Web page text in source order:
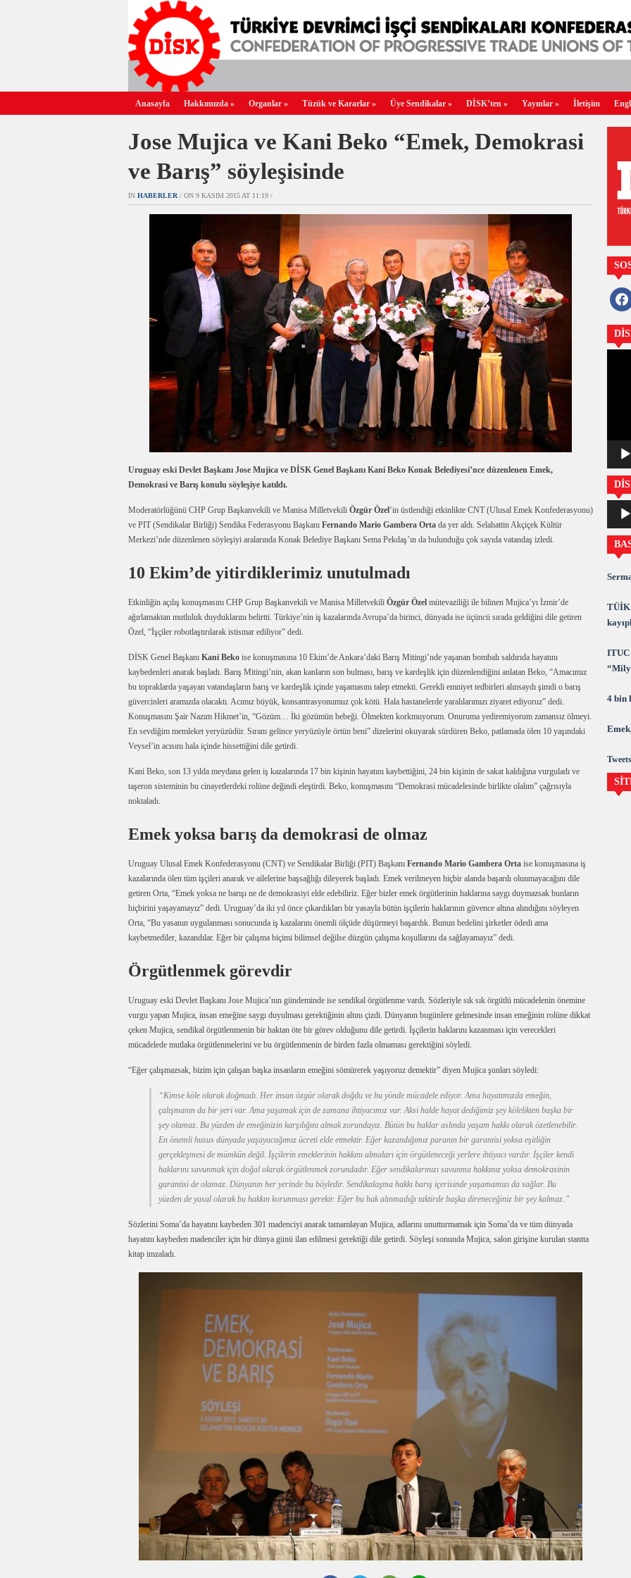
Anasayfa Hakkımızda » Organlar » Tüzük ve Kararlar » Üye Sendikalar » DİSK’ten » Yayınlar » İletişim
Jose Mujica ve Kani Beko “Emek, Demokrasi
ve Barış” söyleşisinde
IN HABERLER / ON 9 KASIM 2015 AT 11:19 /
Uruguay eski Devlet Başkanı Jose Mujica ve DİSK Genel Başkanı Kani Beko Konak Belediyesi’nce düzenlenen Emek,
Demokrasi ve Barış konulu söyleşiye katıldı.
Moderatörlüğünü CHP Grup Başkanvekili ve Manisa Milletvekili Özgür Özel‘in üstlendiği etkinlikte CNT (Ulusal Emek Konfederasyonu)
ve PIT (Sendikalar Birliği) Sendika Federasyonu Başkanı Fernando Mario Gambera Orta da yer aldı. Selahattin Akçiçek Kültür
Merkezi’nde düzenlenen söyleşiyi aralarında Konak Belediye Başkanı Sema Pekdaş’ın da bulunduğu çok sayıda vatandaş izledi.
10 Ekim’de yitirdiklerimiz unutulmadı
Etkinliğin açılış konuşmasını CHP Grup Başkanvekili ve Manisa Milletvekili Özgür Özel mütevaziliği ile bilinen Mujica’yı İzmir’de
ağırlamaktan mutluluk duyduklarını belirtti. Türkiye’nin iş kazalarında Avrupa’da birinci, dünyada ise üçüncü sırada geldiğini dile getiren
Özel, “İşçiler robotlaştırılarak istismar ediliyor” dedi.
DİSK Genel Başkanı Kani Beko ise konuşmasına 10 Ekim’de Ankara’daki Barış Mitingi’nde yaşanan bombalı saldırıda hayatını
kaybedenleri anarak başladı. Barış Mitingi’nin, akan kanların son bulması, barış ve kardeşlik için düzenlendiğini anlatan Beko, “Amacımız
bu topraklarda yaşayan vatandaşların barış ve kardeşlik içinde yaşamasını talep etmekti. Gerekli emniyet tedbirleri alınsaydı şimdi o barış
güvercinleri aramızda olacaktı. Acımız büyük, konsantrasyonumuz çok kötü. Hala hastanelerde yaralılarımızı ziyaret ediyoruz” dedi.
Konuşmasını Şair Nazım Hikmet’in, “Gözüm… İki gözümün bebeği. Ölmekten korkmuyorum. Onuruma yediremiyorum zamansız ölmeyi.
En sevdiğim memleket yeryüzüdür. Sıram gelince yeryüzüyle örtün beni” dizelerini okuyarak sürdüren Beko, patlamada ölen 10 yaşındaki
Veysel’in acısını hala içinde hissettiğini dile getirdi.
Kani Beko, son 13 yılda meydana gelen iş kazalarında 17 bin kişinin hayatını kaybettiğini, 24 bin kişinin de sakat kaldığına vurguladı ve
taşeron sisteminin bu cinayetlerdeki rolüne değindi eleştirdi. Beko, konuşmasını “Demokrasi mücadelesinde birlikte olalım” çağrısıyla
noktaladı.
Emek yoksa barış da demokrasi de olmaz
Uruguay Ulusal Emek Konfederasyonu (CNT) ve Sendikalar Birliği (PIT) Başkanı Fernando Mario Gambera Orta ise konuşmasına iş
kazalarında ölen tüm işçileri anarak ve ailelerine başsağlığı dileyerek başladı. Emek verilmeyen hiçbir alanda başarılı olunmayacağını dile
getiren Orta, “Emek yoksa ne barışı ne de demokrasiyi elde edebiliriz. Eğer bizler emek örgütlerinin haklarına saygı duymazsak bunların
hiçbirini yaşayamayız” dedi. Uruguay’da iki yıl önce çıkardıkları bir yasayla bütün işçilerin haklarının güvence altına alındığını söyleyen
Orta, “Bu yasanın uygulanması sonucunda iş kazalarını önemli ölçüde düşürmeyi başardık. Bunun bedelini şirketler ödedi ama
kaybetmediler, kazandılar. Eğer bir çalışma biçimi bilimsel değilse düzgün çalışma koşullarını da sağlayamayız” dedi.
Örgütlenmek görevdir
Uruguay eski Devlet Başkanı Jose Mujica’nın gündeminde ise sendikal örgütlenme vardı. Sözleriyle sık sık örgütlü mücadelenin önemine
vurgu yapan Mujica, insan emeğine saygı duyulması gerektiğinin altını çizdi. Dünyanın bugünlere gelmesinde insan emeğinin rolüne dikkat
çeken Mujica, sendikal örgütlenmenin bir haktan öte bir görev olduğunu dile getirdi. İşçilerin haklarını kazanması için verecekleri
mücadelede mutlaka örgütlenmelerini ve bu örgütlenmenin de birden fazla olmaması gerektiğini söyledi.
“Eğer çalışmazsak, bizim için çalışan başka insanların emeğini sömürerek yaşıyoruz demektir” diyen Mujica şunları söyledi:
“Kimse köle olarak doğmadı. Her insan özgür olarak doğdu ve bu yönde mücadele ediyor. Ama hayatımızda emeğin,
çalışmanın da bir yeri var. Ama yaşamak için de zamana ihtiyacımız var. Aksi halde hayat dediğimiz şey kölelikten başka bir
şey olamaz. Bu yüzden de emeğinizin karşılığını almak zorundayız. Bütün bu haklar aslında yaşam hakkı olarak özetlenebilir.
En önemli husus dünyada yaşayacağımız ücreti elde etmektir. Eğer kazandığımız paranın bir garantisi yoksa eşitliğin
gerçekleşmesi de mümkün değil. İşçilerin emeklerinin hakkını almaları için örgütleneceği yerlere ihtiyacı vardır. İşçiler kendi
haklarını savunmak için doğal olarak örgütlenmek zorundadır. Eğer sendikalarınızı savunma hakkınız yoksa demokrasinin
garantisi de olamaz. Dünyanın her yerinde bu böyledir. Sendikalaşma hakkı barış içerisinde yaşamamızı da sağlar. Bu
yüzden de yasal olarak bu hakkın korunması gerekir. Eğer bu hak alınmadığı taktirde başka direneceğiniz bir şey kalmaz.”
Sözlerini Soma’da hayatını kaybeden 301 madenciyi anarak tamamlayan Mujica, adlarını unutturmamak için Soma’da ve tüm dünyada
hayatını kaybeden madenciler için bir dünya günü ilan edilmesi gerektiği dile getirdi. Söyleşi sonunda Mujica, salon girişine kurulan stantta
kitap imzaladı.
oynatıcı
TÜİK
ITUC
4 bin